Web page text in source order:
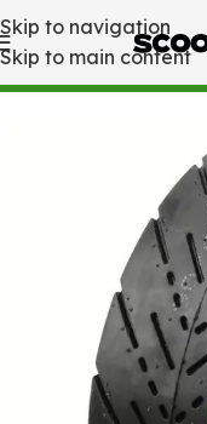
Skip to navigation
Skip to main content
Ana Sayfa Yedek